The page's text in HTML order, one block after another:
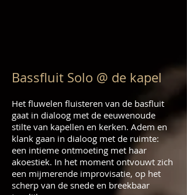
Bassfluit Solo @ de kapel
Het fluwelen fluisteren van de basfluit
gaat in dialoog met de eeuwenoude
stilte van kapellen en kerken. Adem en
klank gaan in dialoog met de ruimte:
een intieme ontmoeting met haar
akoestiek. In het moment ontvouwt zich
een mijmerende improvisatie, op het
scherp van de snede en breekbaar